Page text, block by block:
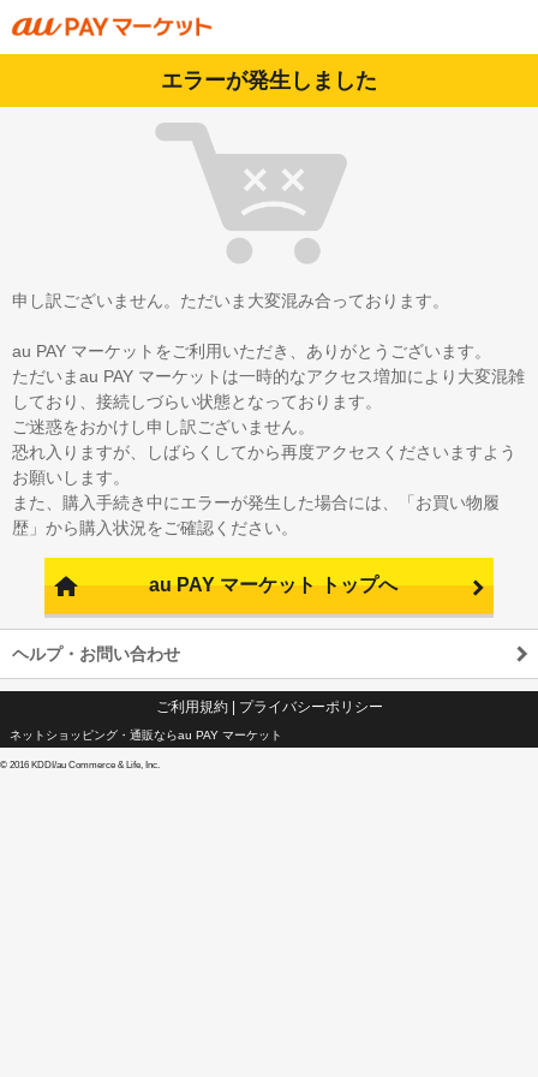
エラーが発生しました
申し訳ございません。ただいま大変混み合っております。
au PAY マーケットをご利用いただき、ありがとうございます。
ただいまau PAY マーケットは一時的なアクセス増加により大変混雑
しており、接続しづらい状態となっております。
ご迷惑をおかけし申し訳ございません。
恐れ入りますが、しばらくしてから再度アクセスくださいますよう
お願いします。
また、購入手続き中にエラーが発生した場合には、「お買い物履
歴」から購入状況をご確認ください。
au PAY マーケット トップへ
ヘルプ・お問い合わせ
ご利用規約| プライバシーポリシー
ネットショッピング・通販ならau PAY マーケット
© 2016 KDDI/au Commerce & Life, Inc.